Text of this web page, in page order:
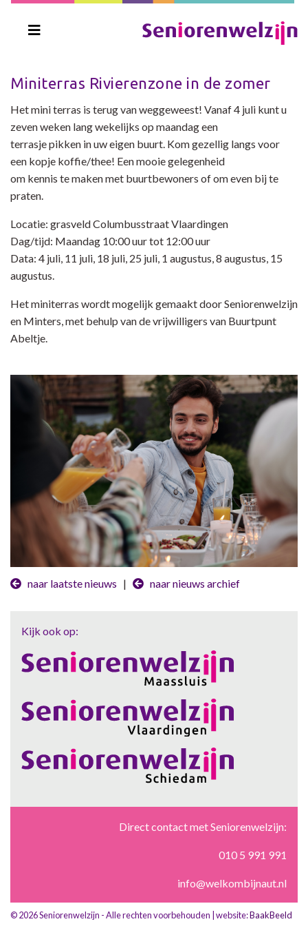
Miniterras Rivierenzone in de zomer
Het mini terras is terug van weggeweest! Vanaf 4 juli kunt u
zeven weken lang wekelijks op maandag een
terrasje pikken in uw eigen buurt. Kom gezellig langs voor
een kopje koffie/thee! Een mooie gelegenheid
om kennis te maken met buurtbewoners of om even bij te
praten.
Locatie: grasveld Columbusstraat Vlaardingen
Dag/tijd: Maandag 10:00 uur tot 12:00 uur
Data: 4 juli, 11 juli, 18 juli, 25 juli, 1 augustus, 8 augustus, 15
augustus.
Het miniterras wordt mogelijk gemaakt door Seniorenwelzijn
en Minters, met behulp van de vrijwilligers van Buurtpunt
Abeltje.
naar laatste nieuws | naar nieuws archief
Kijk ook op:
Direct contact met Seniorenwelzijn:
010 5 991 991
info@welkombijnaut.nl
© 2026 Seniorenwelzijn - Alle rechten voorbehouden | website:BaakBeeld